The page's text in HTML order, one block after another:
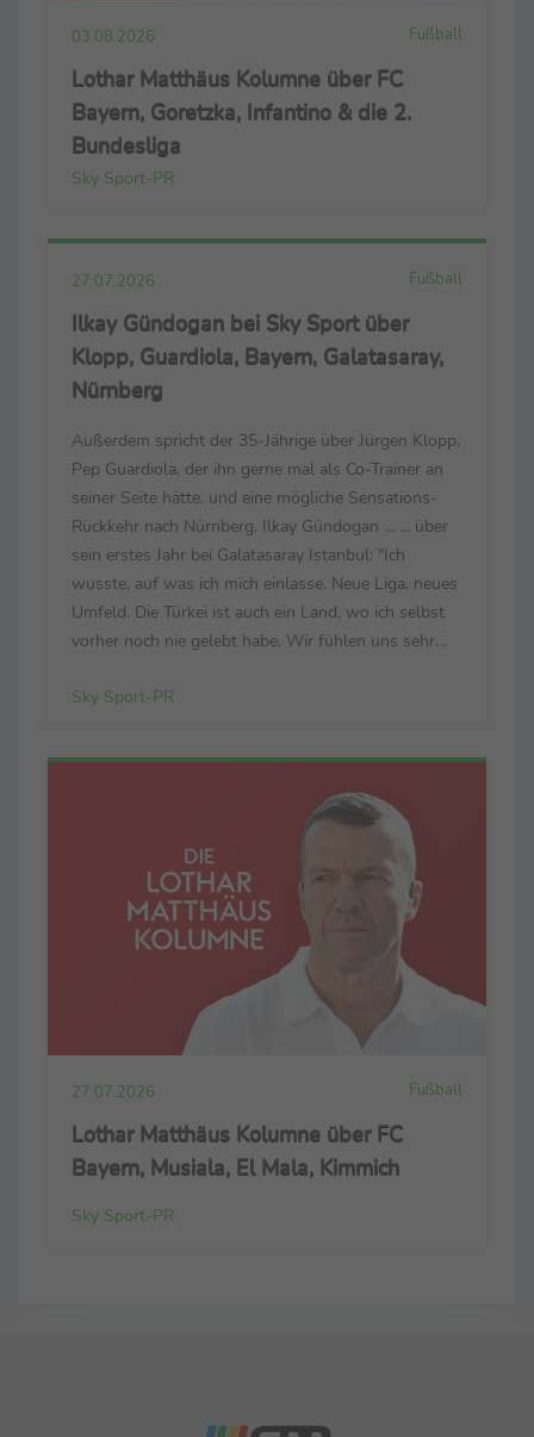
03.08.2026 Fußball
Lothar Matthäus Kolumne über FC
Bayern, Goretzka, Infantino & die 2.
Bundesliga
Sky Sport-PR
27.07.2026 Fußball
Ilkay Gündogan bei Sky Sport über
Klopp, Guardiola, Bayern, Galatasaray,
Nürnberg
Außerdem spricht der 35-Jährige über Jürgen Klopp,
Pep Guardiola, der ihn gerne mal als Co-Trainer an
seiner Seite hätte, und eine mögliche Sensations-
Rückkehr nach Nürnberg. Ilkay Gündogan ... ... über
sein erstes Jahr bei Galatasaray Istanbul: "Ich
wusste, auf was ich mich einlasse. Neue Liga, neues
Umfeld. Die Türkei ist auch ein Land, wo ich selbst
vorher noch nie gelebt habe. Wir fühlen uns sehr
hat ein enormes Potenzial, ...
Sky Sport-PR
27.07.2026 Fußball
Lothar Matthäus Kolumne über FC
Bayern, Musiala, El Mala, Kimmich
Sky Sport-PR